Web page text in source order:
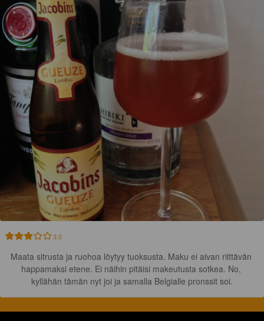
3.0
Maata sitrusta ja ruohoa löytyy tuoksusta. Maku ei aivan riittävän
happamaksi etene. Ei näihin pitäisi makeutusta sotkea. No,
kyllähän tämän nyt joi ja samalla Belgialle pronssit soi.